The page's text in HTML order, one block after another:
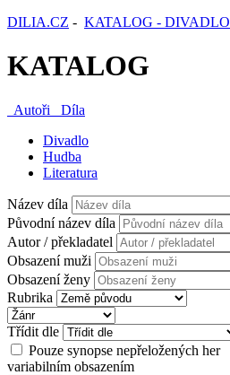
DILIA.CZ - KATALOG - DIVADLO
KATALOG
Autoři
Díla
Divadlo
Hudba
Literatura
Název díla
Původní název díla
Autor / překladatel
Obsazení muži
Obsazení ženy
Rubrika
Třídit dle
Pouze synopse nepřeložených her
variabilním obsazením